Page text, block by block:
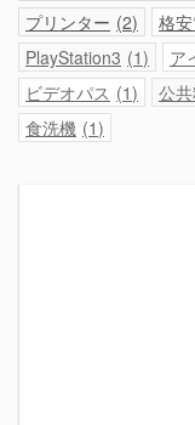
プリンター 2 格
PlayStation3 1 ア
ビデオパス
1 公
食洗機 1